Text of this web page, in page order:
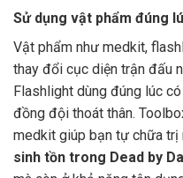
Sử dụng vật phẩm đúng
Vật phẩm như medkit,
thay đổi cục diện trận đấu
Flashlight dùng đúng lúc
đồng đội thoát thân.
medkit giúp bạn tự chữa trị
sinh tồn trong Dead by